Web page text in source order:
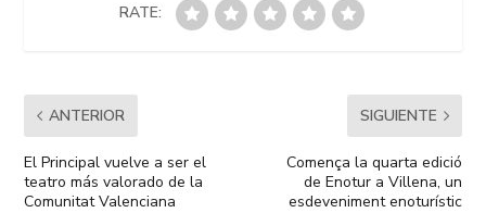
RATE:
ANTERIOR
El Principal vuelve a ser el
teatro más valorado de la
Comunitat Valenciana
SIGUIENTE
Comença la quarta edició
de Enotur a Villena, un
esdeveniment enoturístic